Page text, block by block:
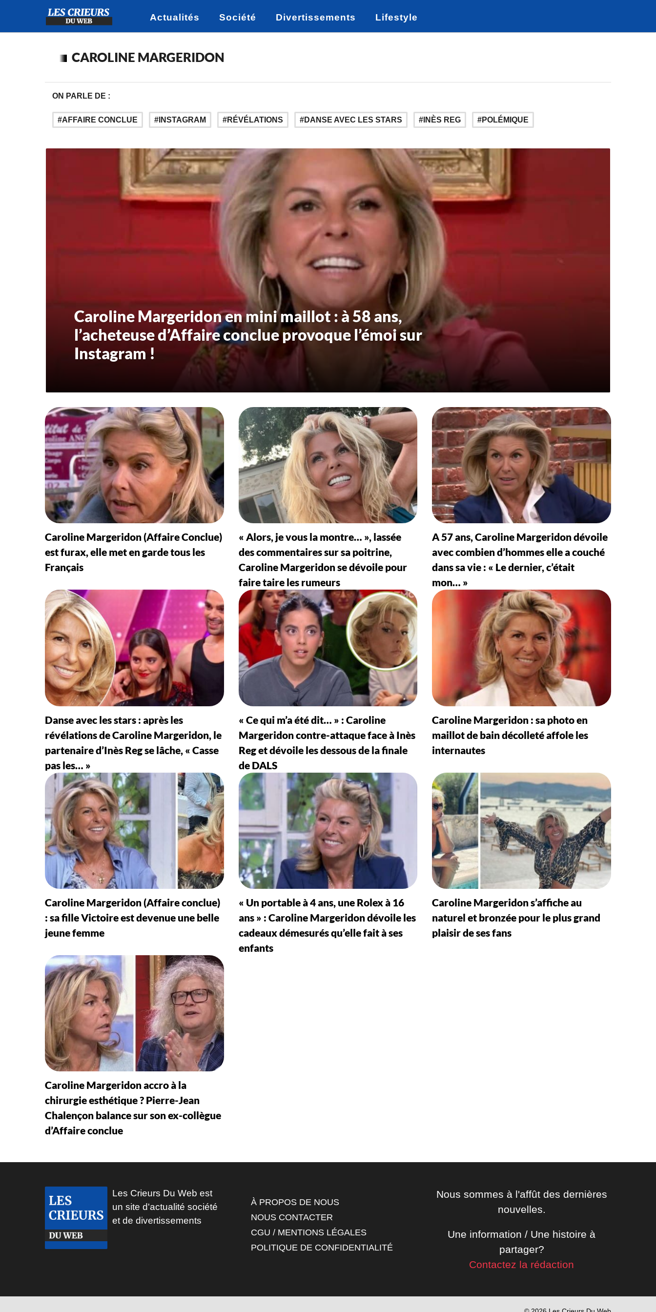
Actualités Société Divertissements Lifestyle
CAROLINE MARGERIDON
ON PARLE DE :
AFFAIRE CONCLUE INSTAGRAM RÉVÉLATIONS DANSE AVEC LES STARS INÈS REG POLÉMIQUE
Caroline Margeridon en mini maillot : à 58 ans,
l’acheteuse d’Affaire conclue provoque l’émoi sur
Instagram !
Caroline Margeridon (Affaire Conclue)
est furax, elle met en garde tous les
Français
« Alors, je vous la montre… », lassée
des commentaires sur sa poitrine,
Caroline Margeridon se dévoile pour
faire taire les rumeurs
A 57 ans, Caroline Margeridon dévoile
avec combien d’hommes elle a couché
dans sa vie : « Le dernier, c’était
mon… »
Danse avec les stars : après les
révélations de Caroline Margeridon, le
partenaire d’Inès Reg se lâche, « Casse
pas les… »
« Ce qui m’a été dit… » : Caroline
Margeridon contre-attaque face à Inès
Reg et dévoile les dessous de la finale
de DALS
Caroline Margeridon : sa photo en
maillot de bain décolleté affole les
internautes
Caroline Margeridon (Affaire conclue)
: sa fille Victoire est devenue une belle
jeune femme
« Un portable à 4 ans, une Rolex à 16
ans » : Caroline Margeridon dévoile les
cadeaux démesurés qu’elle fait à ses
enfants
Caroline Margeridon s’affiche au
naturel et bronzée pour le plus grand
plaisir de ses fans
Caroline Margeridon accro à la
chirurgie esthétique ? Pierre-Jean
Chalençon balance sur son ex-collègue
d’Affaire conclue
Les Crieurs Du Web est
un site d'actualité société
et de divertissements
À PROPOS DE NOUS
NOUS CONTACTER
CGU / MENTIONS LÉGALES
POLITIQUE DE CONFIDENTIALITÉ
Nous sommes à l'affût des dernières
nouvelles.
Une information / Une histoire à
partager?
Contactez la rédaction